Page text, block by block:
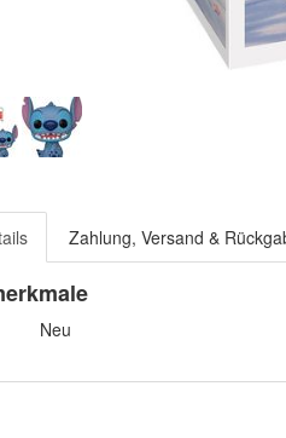
Zahlung, Versand &
Neu